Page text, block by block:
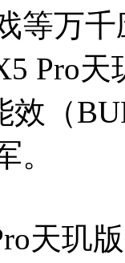
等万
Pro
效（
。
天玑